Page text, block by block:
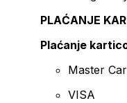
PLAĆANJE
Plaćanje
Master
VISA